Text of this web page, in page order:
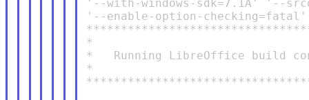
'--with-windows-sdk=7.1A' '--
'--enable-option-checking=fatal'
*
*   Running LibreOffice build
*